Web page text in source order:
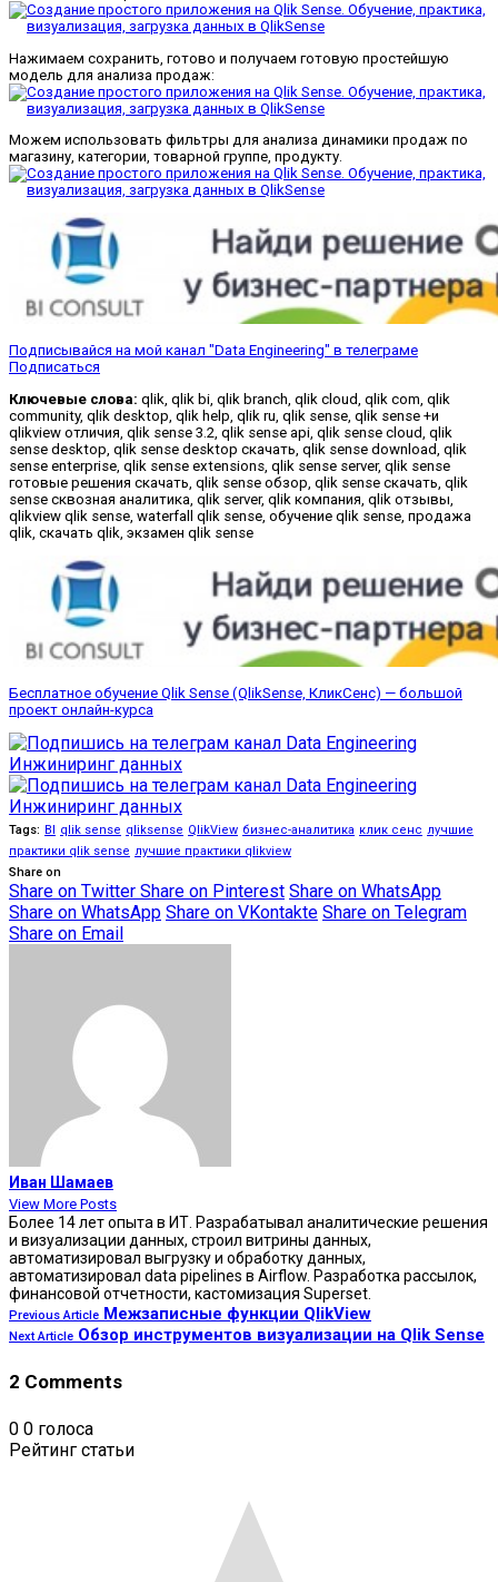
Нажимаем сохранить, готово и получаем готовую простейшую
модель для анализа продаж:
Можем использовать фильтры для анализа динамики продаж по
магазину, категории, товарной группе, продукту.
Подписывайся на мой канал "Data Engineering" в телеграме
Подписаться
Ключевые слова: qlik, qlik bi, qlik branch, qlik cloud, qlik com, qlik
community, qlik desktop, qlik help, qlik ru, qlik sense, qlik sense +и
qlikview отличия, qlik sense 3.2, qlik sense api, qlik sense cloud, qlik
sense desktop, qlik sense desktop скачать, qlik sense download, qlik
sense enterprise, qlik sense extensions, qlik sense server, qlik sense
готовые решения скачать, qlik sense обзор, qlik sense скачать, qlik
sense сквозная аналитика, qlik server, qlik компания, qlik отзывы,
qlikview qlik sense, waterfall qlik sense, обучение qlik sense, продажа
qlik, скачать qlik, экзамен qlik sense
Бесплатное обучение Qlik Sense (QlikSense, КликСенс) — большой
проект онлайн-курса
Tags: BI qlik sense qliksense QlikView бизнес-аналитика клик сенс лучшие
практики qlik sense лучшие практики qlikview
Share on
Share on Twitter Share on Pinterest Share on WhatsApp
Share on WhatsApp Share on VKontakte Share on Telegram
Share on Email
Иван Шамаев
View More Posts
Более 14 лет опыта в ИТ. Разрабатывал аналитические решения
и визуализации данных, строил витрины данных,
автоматизировал выгрузку и обработку данных,
автоматизировал data pipelines в Airflow. Разработка рассылок,
финансовой отчетности, кастомизация Superset.
Previous Article Межзаписные функции QlikView
Next Article Обзор инструментов визуализации на Qlik Sense
2 Comments
0 0 голоса
Рейтинг статьи